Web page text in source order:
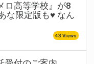
ロ高等学校』が8
な限定版も♥ なん
43 Views